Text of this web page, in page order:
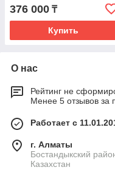
376 000 ₸
Купить
О нас
Рейтинг не
Менее 5 отзывов за
Работает с
г. Алматы
Бостандыкский
Казахстан